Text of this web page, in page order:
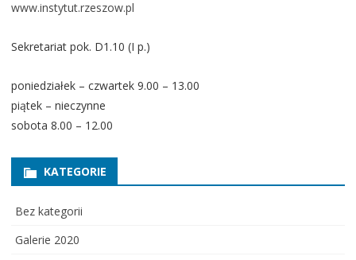
www.instytut.rzeszow.pl
Sekretariat pok. D1.10 (I p.)
poniedziałek – czwartek 9.00 – 13.00
piątek – nieczynne
sobota 8.00 – 12.00
KATEGORIE
Bez kategorii
Galerie 2020